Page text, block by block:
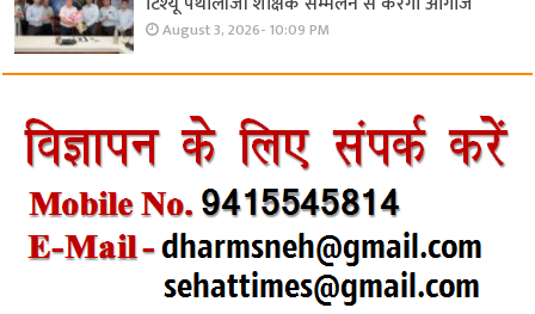
August 3, 2026- 10:09 PM